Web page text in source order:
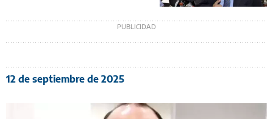
12 de septiembre de 2025